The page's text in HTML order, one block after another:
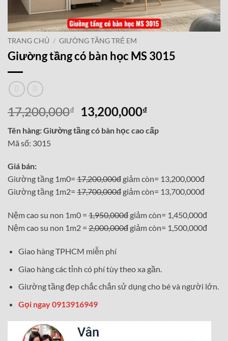
TRANG CHỦ / GIƯỜNG TẦNG TRẺ EM
Giường tầng có bàn học MS 3015
17,200,000₫
Giá
gốc
là:
13,200,000₫Giá
tại
Tên hàng: Giường tầng có bàn học cao cấp
Mã số: 3015
Giá bán:
Giường tầng 1m0= 17,200,000đ giảm còn= 13,200,000đ
Giường tầng 1m2= 17,700,000đ giảm còn= 13,700,000đ
Nệm cao su non 1m0 = 1,950,000đ giảm còn= 1,450,000đ
Nệm cao su non 1m2 = 2,000,000đ giảm còn= 1,500,000đ
Giao hàng TPHCM miễn phí
Giao hàng các tỉnh có phí tùy theo xa gần.
Giường tầng đẹp chắc chắn sử dụng cho bé và người lớn.
Gọi ngay 0913916949